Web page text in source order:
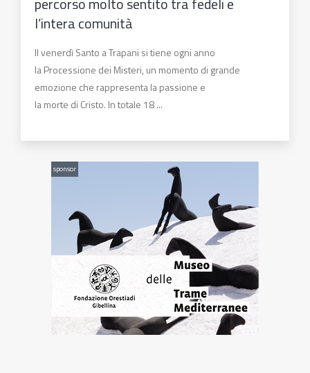
l’intera comunità
Il venerdì Santo a Trapani si tiene ogni anno
la Processione dei Misteri, un momento di grande
emozione che rappresenta la passione e
la morte di Cristo. In totale 18 ...
sponsor